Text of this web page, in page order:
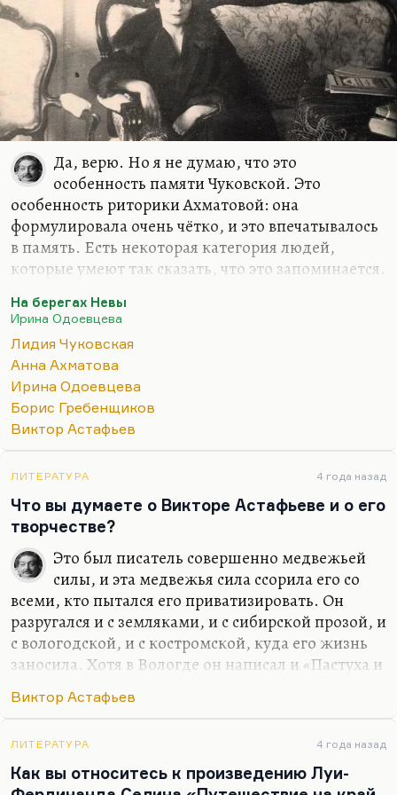
Да, верю. Но я не думаю, что это
особенность памяти Чуковской. Это
особенность риторики Ахматовой: она
формулировала очень чётко, и это впечатывалось
в память. Есть некоторая категория людей,
которые умеют так сказать, что это запоминается.
без диктофона — и выяснилось, что я запомнил
абсолютно точно всё, что он мне сказал. Много
таких. С Гребенщиковым так же всегда делаешь
интервью — не надо даже ничего записывать,
потому что всё ложится в голову. Владимир Леви
(но, может быть, тут проявляются как-то его
способности гипнотизёра). Есть люди, которые
абсолютно уверен (процентов на 90, если не
больше), что…
На берегах Невы
Ирина Одоевцева
Лидия Чуковская
Анна Ахматова
Ирина Одоевцева
Борис Гребенщиков
Виктор Астафьев
ЛИТЕРАТУРА 4 года назад
Что вы думаете о Викторе Астафьеве и о его
творчестве?
Это был писатель совершенно медвежьей
силы, и эта медвежья сила ссорила его со
всеми, кто пытался его приватизировать. Он
разругался и с земляками, и с сибирской прозой, и
с вологодской, и с костромской, куда его жизнь
заносила. Хотя в Вологде он написал и «Пастуха и
вещи, и «Оду русскому огороду». Он поссорился и
Это был действительно писатель фантастической
изобразительной мощи.
Виктор Астафьев
ЛИТЕРАТУРА 4 года назад
Как вы относитесь к произведению Луи-